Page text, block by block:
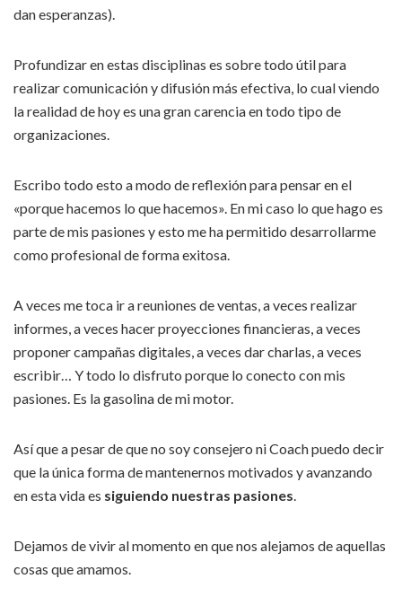
dan esperanzas).
Profundizar en estas disciplinas es sobre todo útil para
realizar comunicación y difusión más efectiva, lo cual viendo
la realidad de hoy es una gran carencia en todo tipo de
organizaciones.
Escribo todo esto a modo de reflexión para pensar en el
«porque hacemos lo que hacemos». En mi caso lo que hago es
parte de mis pasiones y esto me ha permitido desarrollarme
como profesional de forma exitosa.
A veces me toca ir a reuniones de ventas, a veces realizar
informes, a veces hacer proyecciones financieras, a veces
proponer campañas digitales, a veces dar charlas, a veces
escribir… Y todo lo disfruto porque lo conecto con mis
pasiones. Es la gasolina de mi motor.
Así que a pesar de que no soy consejero ni Coach puedo decir
que la única forma de mantenernos motivados y avanzando
en esta vida es siguiendo nuestras pasiones.
Dejamos de vivir al momento en que nos alejamos de aquellas
cosas que amamos.